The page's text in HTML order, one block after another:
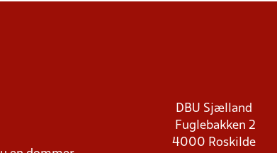
DBU Sjælland
Fuglebakken 2
4000 Roskilde